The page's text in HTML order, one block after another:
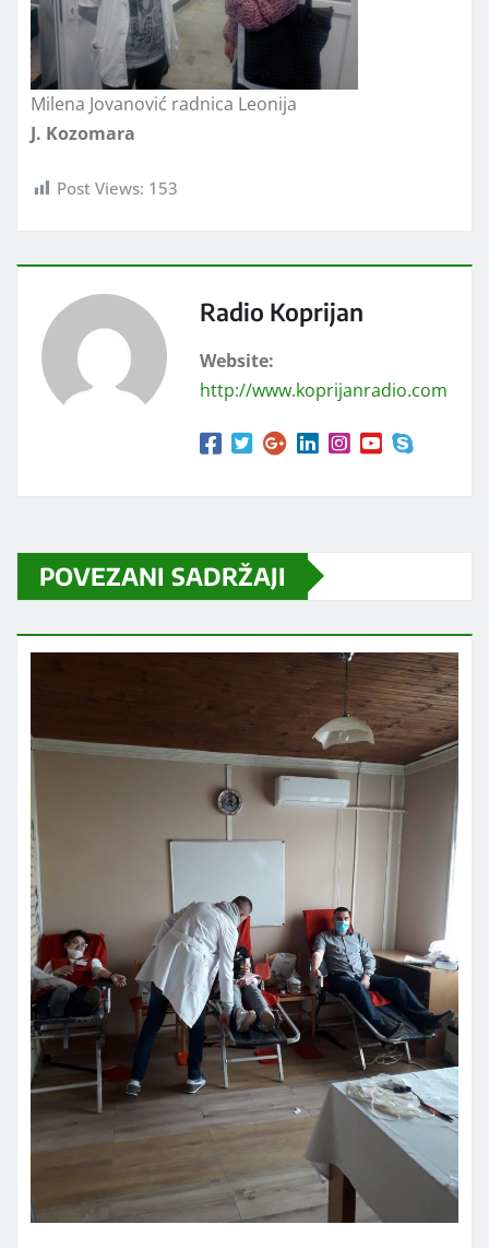
Milena Jovanović radnica Leonija
J. Kozomara
Post Views: 153
Radio Koprijan
Website:
http://www.koprijanradio.com
POVEZANI SADRŽAJI